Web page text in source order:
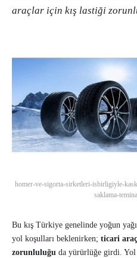
araçlar için kış lastiği
homer-ve-sigorta-sirketleri-isbirligiyle-
saklama-
Bu kış Türkiye genelinde yoğun
yol koşulları beklenirken; ticari
zorunluluğu da yürürlüğe girdi. Yol